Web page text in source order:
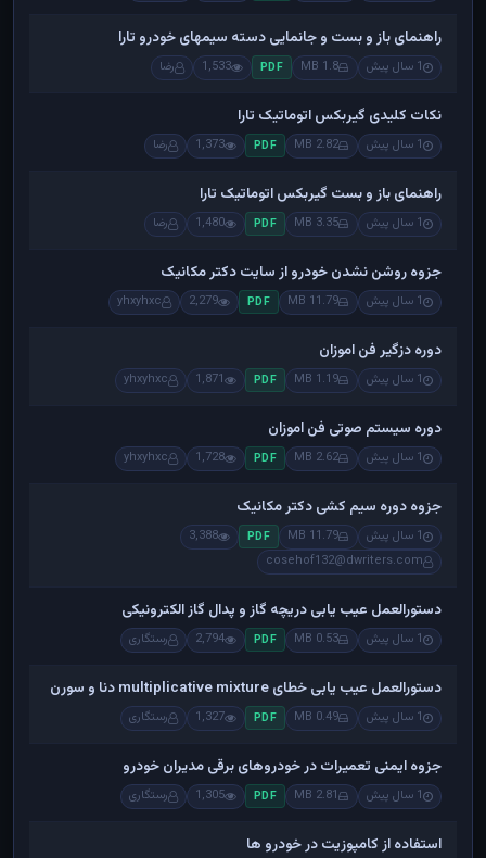
راهنمای باز و بست و جانمایی دسته سیمهای خودرو تارا
1 سال پیش 1.8 MB
PDF
1,533 رضا
نکات کلیدی گیربکس اتوماتیک تارا
1 سال پیش 2.82 MB
PDF
1,373 رضا
راهنمای باز و بست گیربکس اتوماتیک تارا
1 سال پیش 3.35 MB
PDF
1,480 رضا
جزوه روشن نشدن خودرو از سایت دکتر مکانیک
1 سال پیش 11.79 MB
PDF
2,279
yhxyhxc
دوره دزگیر فن اموزان
1 سال پیش 1.19 MB
PDF
1,871
yhxyhxc
دوره سیستم صوتی فن اموزان
1 سال پیش 2.62 MB
PDF
1,728
yhxyhxc
جزوه دوره سیم کشی دکتر مکانیک
1 سال پیش 11.79 MB
PDF
3,388
cosehof132@dwriters.com
دستورالعمل عیب یابی دریچه گاز و پدال گاز الکترونیکی
1 سال پیش 0.53 MB
PDF
2,794 رستگاری
دستورالعمل عیب یابی خطای multiplicative mixture دنا و سورن
1 سال پیش 0.49 MB
PDF
1,327 رستگاری
جزوه ایمنی تعمیرات در خودروهای برقی مدیران خودرو
1 سال پیش 2.81 MB
PDF
1,305 رستگاری
استفاده از کامپوزیت در خودرو ها